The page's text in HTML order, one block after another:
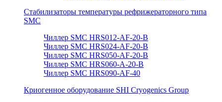
Стабилизаторы температуры рефрижераторного типа
SMC
Чиллер SMC HRS012-AF-20-B
Чиллер SMC HRS024-AF-20-B
Чиллер SMC HRS050-AF-20-B
Чиллер SMC HRS060-A-20-B
Чиллер SMC HRS090-AF-40
Криогенное оборудование SHI Cryogenics Group